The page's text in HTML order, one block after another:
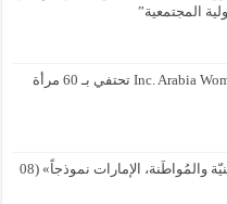
المجتمعية”
Inc. Arabia Women Of Influence 2026 تحتفي بـ 60 مرأة
فصول من كتاب «الوطنيّة والمُواطَنة، الإمارات نموذجاً» (08